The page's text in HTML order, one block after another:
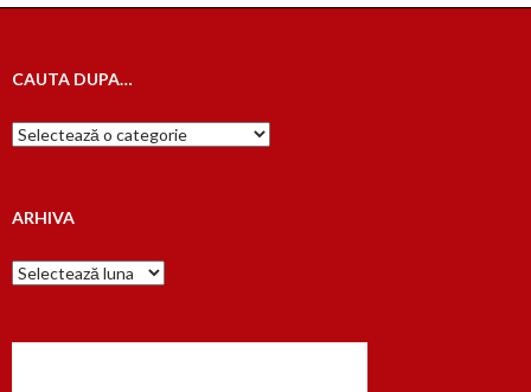
CAUTA DUPA…
Cauta
dupa…
ARHIVA
Arhiva